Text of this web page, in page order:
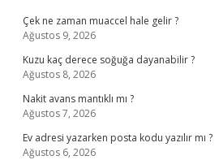
Çek ne zaman muaccel hale gelir ?
Ağustos 9, 2026
Kuzu kaç derece soğuğa dayanabilir ?
Ağustos 8, 2026
Nakit avans mantıklı mı ?
Ağustos 7, 2026
Ev adresi yazarken posta kodu yazılır mı ?
Ağustos 6, 2026